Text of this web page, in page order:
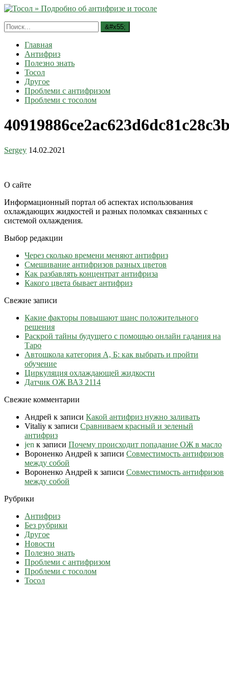
Главная
Антифриз
Полезно знать
Тосол
Другое
Проблеми с антифризом
Проблеми с тосолом
Sergey 14.02.2021
О сайте
Информационный портал об аспектах использования
охлаждающих жидкостей и разных поломках связанных с
системой охлаждения.
Выбор редакции
Через сколько времени меняют антифриз
Cмешивание антифризов разных цветов
Как разбавлять концентрат антифриза
Какого цвета бывает антифриз
Свежие записи
Какие факторы повышают шанс положительного
решения
Раскрой тайны будущего с помощью онлайн гадания на
Таро
Автошкола категория А, Б: как выбрать и пройти
обучение
Циркуляция охлаждающей жидкости
Датчик ОЖ ВАЗ 2114
Свежие комментарии
Андрей к записи Какой антифриз нужно заливать
Vitaliy к записи Сравниваем красный и зеленый
антифриз
jen к записи Почему происходит попадание ОЖ в масло
Вороненко Андрей к записи Совместимость антифризов
между собой
Вороненко Андрей к записи Совместимость антифризов
между собой
Рубрики
Антифриз
Без рубрики
Другое
Новости
Полезно знать
Проблеми с антифризом
Проблеми с тосолом
Тосол